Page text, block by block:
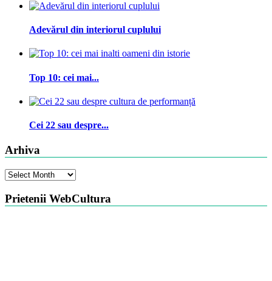
Adevărul din interiorul cuplului
Top 10: cei mai...
Cei 22 sau despre...
Arhiva
Arhiva
Prietenii WebCultura